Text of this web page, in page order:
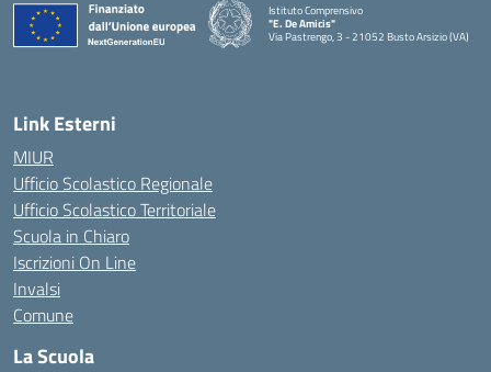
Istituto Comprensivo
"E. De Amicis"
Via Pastrengo, 3 - 21052 Busto Arsizio (VA)
Link Esterni
MIUR
Ufficio Scolastico Regionale
Ufficio Scolastico Territoriale
Scuola in Chiaro
Iscrizioni On Line
Invalsi
Comune
La Scuola